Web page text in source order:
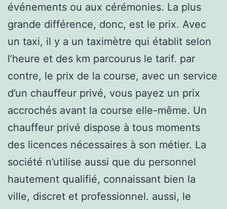
événements ou aux cérémonies. La plus
grande différence, donc, est le prix. Avec
un taxi, il y a un taximètre qui établit selon
l’heure et des km parcourus le tarif. par
contre, le prix de la course, avec un service
d’un chauffeur privé, vous payez un prix
accrochés avant la course elle-même. Un
chauffeur privé dispose à tous moments
des licences nécessaires à son métier. La
société n’utilise aussi que du personnel
hautement qualifié, connaissant bien la
ville, discret et professionnel. aussi, le